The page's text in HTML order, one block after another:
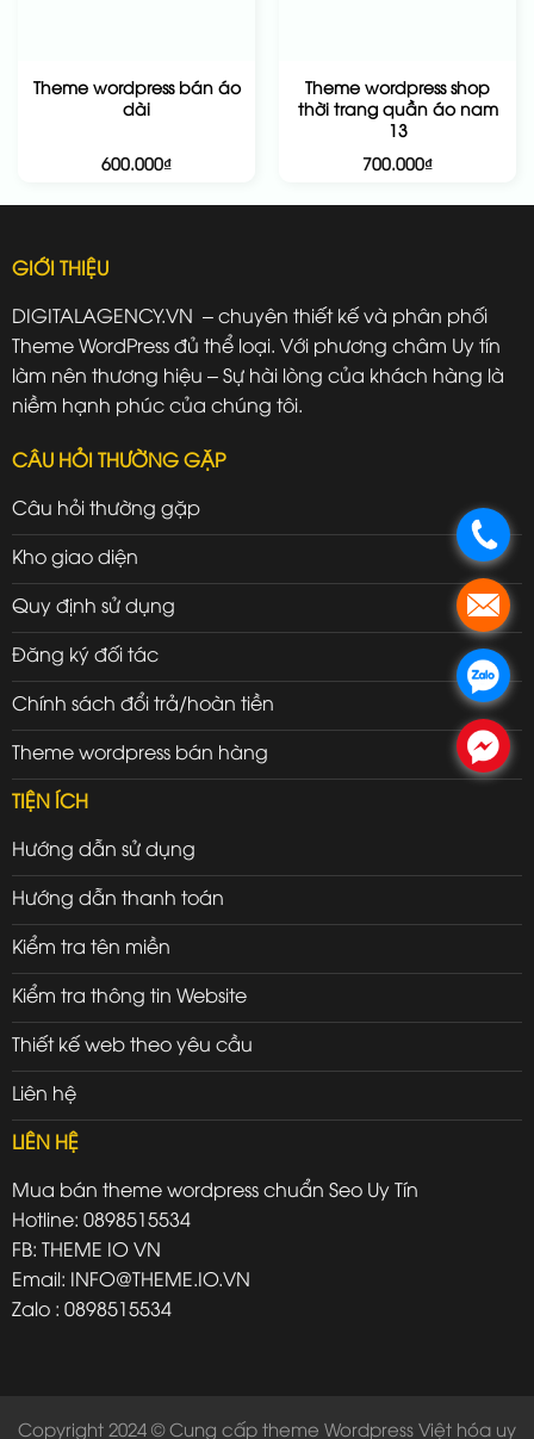
Theme wordpress bán áo
dài
600.000₫
Theme wordpress shop
thời trang quần áo nam
13
700.000₫
GIỚI THIỆU
DIGITALAGENCY.VN – chuyên thiết kế và phân phối
Theme WordPress đủ thể loại. Với phương châm Uy tín
làm nên thương hiệu – Sự hài lòng của khách hàng là
niềm hạnh phúc của chúng tôi.
CÂU HỎI THƯỜNG GẶP
Câu hỏi thường gặp
Kho giao diện
Quy định sử dụng
Đăng ký đối tác
Chính sách đổi trả/hoàn tiền
Theme wordpress bán hàng
TIỆN ÍCH
Hướng dẫn sử dụng
Hướng dẫn thanh toán
Kiểm tra tên miền
Kiểm tra thông tin Website
Thiết kế web theo yêu cầu
Liên hệ
LIÊN HỆ
Mua bán theme wordpress chuẩn Seo Uy Tín
Hotline: 0898515534
FB: THEME IO VN
Email: INFO@THEME.IO.VN
Zalo : 0898515534
Copyright 2024 © Cung cấp theme Wordpress Việt hóa uy
.
.
.
.